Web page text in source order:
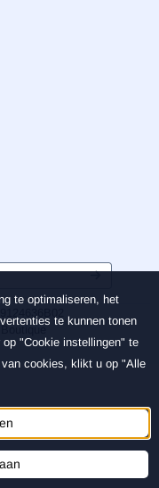
te optimaliseren, het
te kunnen tonen
"Cookie instellingen" te
cookies, klikt u op "Alle